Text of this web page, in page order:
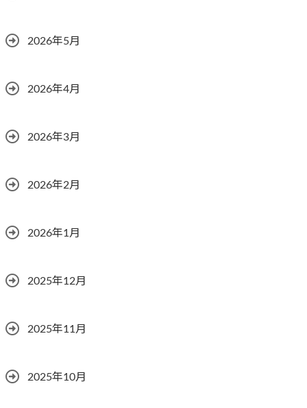
2026年5月
2026年4月
2026年3月
2026年2月
2026年1月
2025年12月
2025年11月
2025年10月